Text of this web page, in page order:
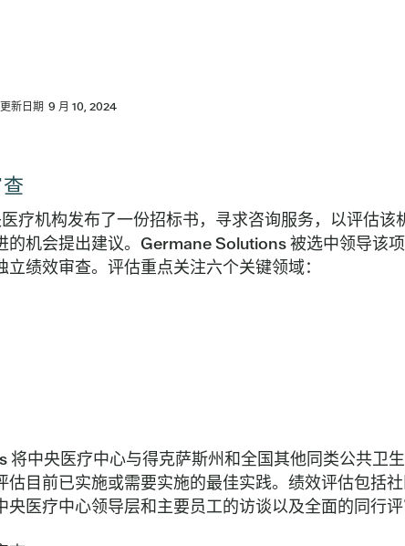
新日期 9 月 10, 2024
疗机构发布了一份招标书，寻求咨询服务，以评估该
的机会提出建议。Germane Solutions 被选中领导该
绩效审查。评估重点关注六个关键领域：
将中央医疗中心与得克萨斯州和全国其他同类公共卫
估目前已实施或需要实施的最佳实践。绩效评估包括
医疗中心领导层和主要员工的访谈以及全面的同行评